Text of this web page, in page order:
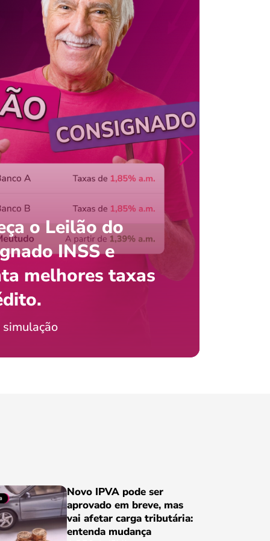
saldo do FGTS pelo
com o celular?
Jordão
o Leilão do
INSS e
melhores taxas
simulação
Novo IPVA pode ser
aprovado em breve, mas
vai afetar carga tributária:
entenda mudança